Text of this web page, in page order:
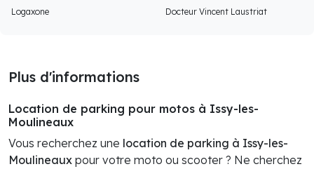
Logaxone
Docteur Vincent Laustriat
Plus d'informations
Location de parking pour motos à Issy-les-
Moulineaux
Vous recherchez une location de parking à Issy-les-
Moulineaux pour votre moto ou scooter ? Ne cherchez